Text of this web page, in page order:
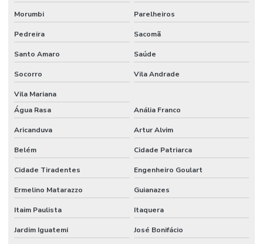
Morumbi Parelheiros
Pedreira Sacomã
Santo Amaro Saúde
Socorro Vila Andrade
Vila Mariana
Água Rasa
Anália Franco
Aricanduva Artur Alvim
Belém Cidade Patriarca
Cidade Tiradentes Engenheiro Goulart
Ermelino Matarazzo Guianazes
Itaim Paulista Itaquera
Jardim Iguatemi José Bonifácio